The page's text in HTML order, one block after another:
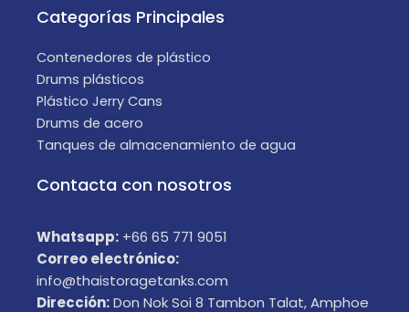
Categorías Principales
Contenedores de plástico
Drums plásticos
Plástico Jerry Cans
Drums de acero
Tanques de almacenamiento de agua
Contacta con nosotros
Whatsapp: +66 65 771 9051
Correo electrónico:
info@thaistoragetanks.com
Dirección:Don Nok Soi 8 Tambon Talat, Amphoe